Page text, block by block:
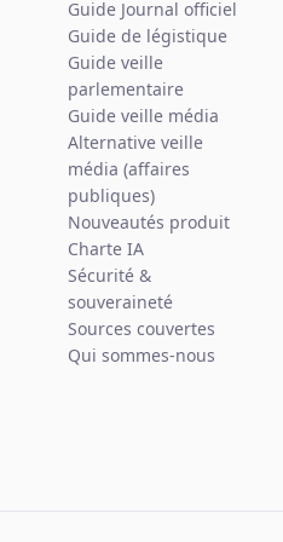
Guide Journal officiel
Guide de légistique
Guide veille
parlementaire
Guide veille média
Alternative veille
média (affaires
publiques)
Nouveautés produit
Charte IA
Sécurité &
souveraineté
Sources couvertes
Qui sommes-nous